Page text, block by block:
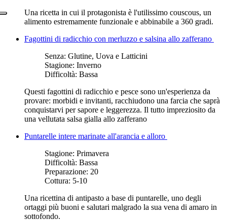
Una ricetta in cui il protagonista è l'utilissimo couscous, un
alimento estremamente funzionale e abbinabile a 360 gradi.
Fagottini di radicchio con merluzzo e salsina allo zafferano
Senza: Glutine, Uova e Latticini
Stagione: Inverno
Difficoltà: Bassa
Questi fagottini di radicchio e pesce sono un'esperienza da
provare: morbidi e invitanti, racchiudono una farcia che saprà
conquistarvi per sapore e leggerezza. Il tutto impreziosito da
una vellutata salsa gialla allo zafferano
Puntarelle intere marinate all'arancia e alloro
Stagione: Primavera
Difficoltà: Bassa
Preparazione: 20
Cottura: 5-10
Una ricettina di antipasto a base di puntarelle, uno degli
ortaggi più buoni e salutari malgrado la sua vena di amaro in
sottofondo.